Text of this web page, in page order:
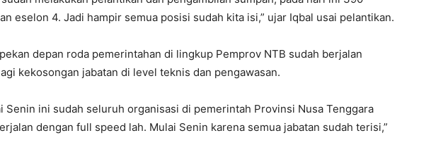
eselon 4. Jadi hampir semua posisi sudah kita isi,” ujar Iqbal usai pelantikan.
depan roda pemerintahan di lingkup Pemprov NTB sudah berjalan
kekosongan jabatan di level teknis dan pengawasan.
Senin ini sudah seluruh organisasi di pemerintah Provinsi Nusa Tenggara
dengan full speed lah. Mulai Senin karena semua jabatan sudah terisi,”